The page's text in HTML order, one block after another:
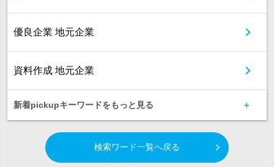
優良企業 地元企業
資料作成 地元企業
新着pickupキーワードをもっと見る
検索ワード一覧へ戻る